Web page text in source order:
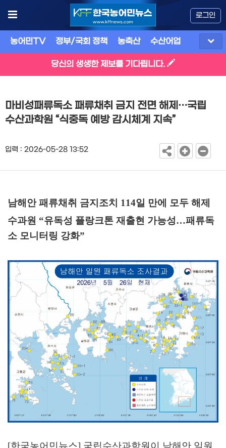
로그인
농어민TV 정부/국회 정책 농축산 수산어업
당신의 생생한 제보를 기다립니다.
마비성패류독소 패류채취 금지 전면 해제…국립
수산과학원 “식중독 예방 감시체계 지속”
입력 : 2026-05-28 13:52
남해안 패류채취 금지조치 114일 만에 모두 해제
수과원 “유독성 플랑크톤 재출현 가능성…패류독
소 모니터링 강화”